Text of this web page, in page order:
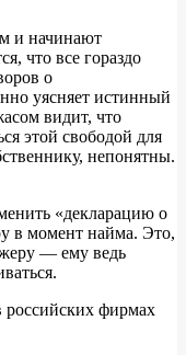
и начинают
что все гораздо
о
уясняет истинный
видит, что
этой свободой для
непонятны.
«декларацию о
в момент найма. Это,
— ему ведь
российских фирмах